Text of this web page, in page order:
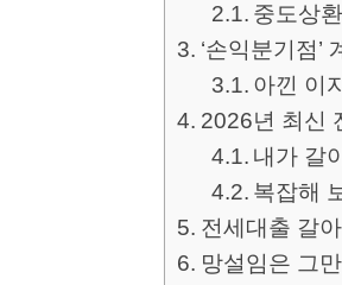
중도상
‘손익분기점
아낀 이
2026년 최신
내가 갈
복잡해
전세대출 갈
망설임은 그